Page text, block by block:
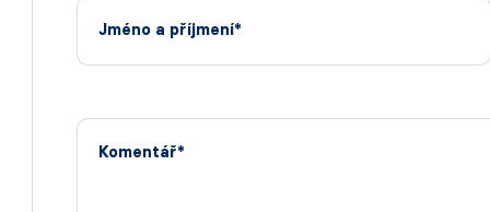
Jméno a příjmení*
Komentář*